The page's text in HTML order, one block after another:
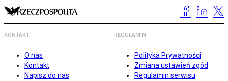
KONTAKT
O nas
Kontakt
Napisz do nas
REGULAMIN
Polityka Prywatności
Zmiana ustawień zgód
Regulamin serwisu